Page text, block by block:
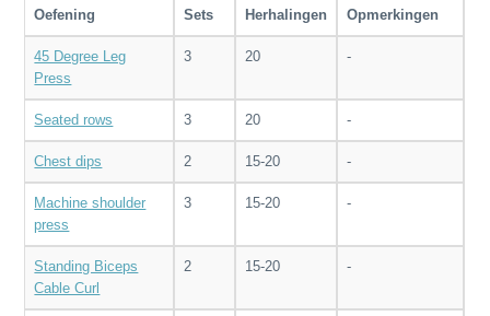
Oefening Sets Herhalingen Opmerkingen
45 Degree Leg
Press
3 20 -
Seated rows 3 20 -
Chest dips 2 15-20 -
Machine shoulder
press
3 15-20 -
Standing Biceps
Cable Curl
2 15-20 -